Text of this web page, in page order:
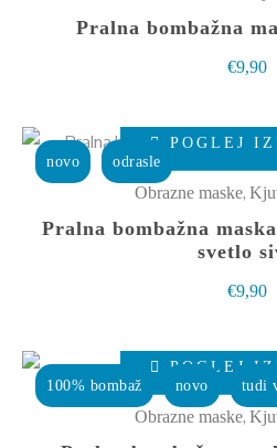
Pralna bombažna
€9,90
novo odrasle
POGLEJ
Obrazne maske, Kjut
Pralna bombažna
svetlo
€9,90
100% bombaž novo tudi
POGLEJ
Obrazne maske, Kjut